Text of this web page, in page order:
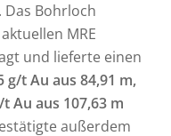
Bohrloch
MRE
und lieferte einen
g/t Au aus 84,91 m,
Au aus 107,63 m
außerdem